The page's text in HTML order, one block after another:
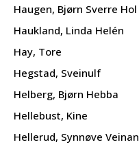
Haugen, Bjørn Sverre Hol
Haukland, Linda Helén
Hay, Tore
Hegstad, Sveinulf
Helberg, Bjørn Hebba
Hellebust, Kine
Hellerud, Synnøve Veinan